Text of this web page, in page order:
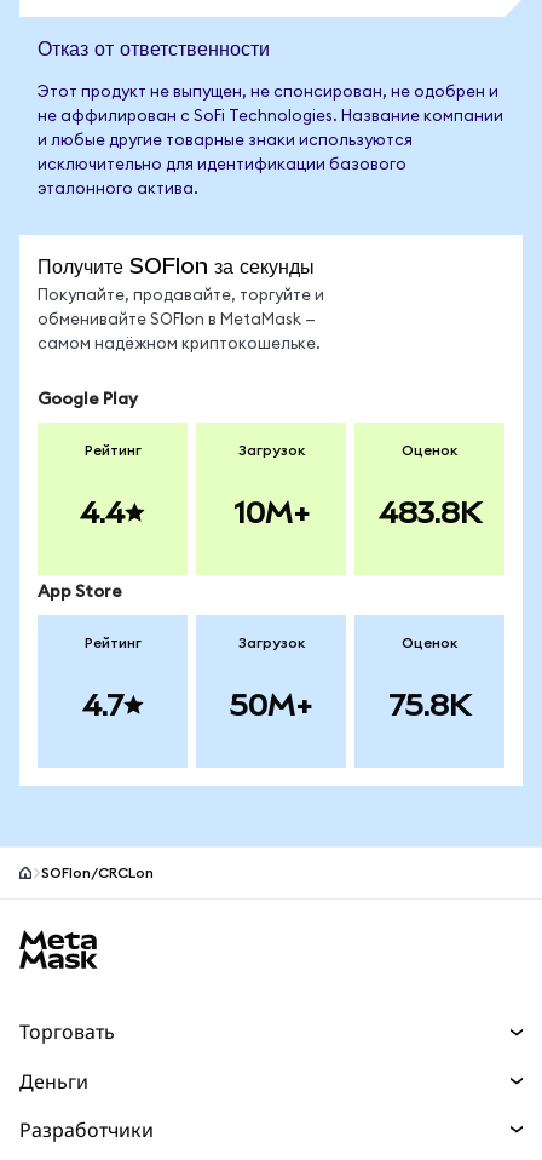
Отказ от ответственности
Этот продукт не выпущен, не спонсирован, не одобрен и
не аффилирован с SoFi Technologies. Название компании
и любые другие товарные знаки используются
исключительно для идентификации базового
эталонного актива.
Получите SOFIon за секунды
Покупайте, продавайте, торгуйте и
обменивайте SOFIon в MetaMask —
самом надёжном криптокошельке.
Google Play
Рейтинг
4.4
Загрузок
10M+
Оценок
483.8K
App Store
Рейтинг
4.7
Загрузок
50M+
Оценок
75.8K
SOFIon/CRCLon
Торговать
Прогнозы
Деньги
Разработчики